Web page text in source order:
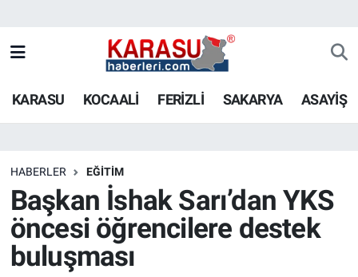
KARASU KOCAALİ FERİZLİ SAKARYA ASAYİŞ
HABERLER EĞİTİM
Başkan İshak Sarı’dan YKS
öncesi öğrencilere destek
buluşması